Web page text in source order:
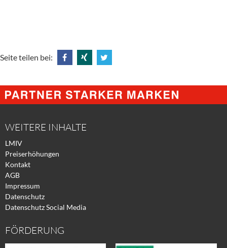
Seite teilen bei:
@
Facebook
@
Xing
@
Twitter
WEITERE INHALTE
LMIV
Preiserhöhungen
Kontakt
AGB
Impressum
Datenschutz
Datenschutz Social Media
FÖRDERUNG